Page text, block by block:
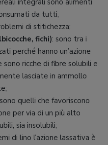
da tutti,
di stitichezza;
fichi): sono tra i
perché hanno un’azione
ricche di fibre solubili e
lasciate in ammollo
quelli che favoriscono
per via di un più alto
sia insolubili;
di lino l’azione lassativa è